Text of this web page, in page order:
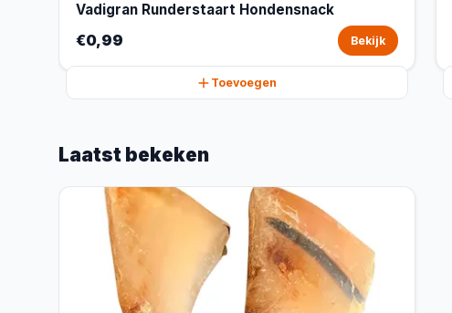
Vadigran Runderstaart Hondensnack
€0,99 Bekijk
Toevoegen
Laatst bekeken